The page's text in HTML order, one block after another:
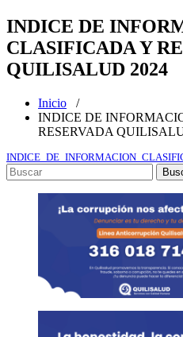
INDICE DE
CLASIFICADA Y
QUILISALUD 2024
Inicio /
INDICE DE
RESERVADA